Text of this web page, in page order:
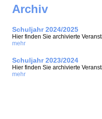
Archiv
Schuljahr 2024/2025
Hier finden Sie archivierte
mehr
Schuljahr 2023/2024
Hier finden Sie archivierte
mehr